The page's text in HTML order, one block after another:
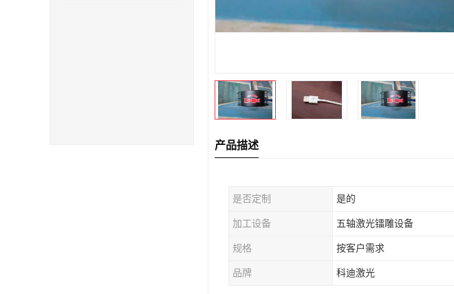
产品描述
是否定制 是的
加工设备 五轴激光镭雕设备
规格 按客户需求
品牌 科迪激光